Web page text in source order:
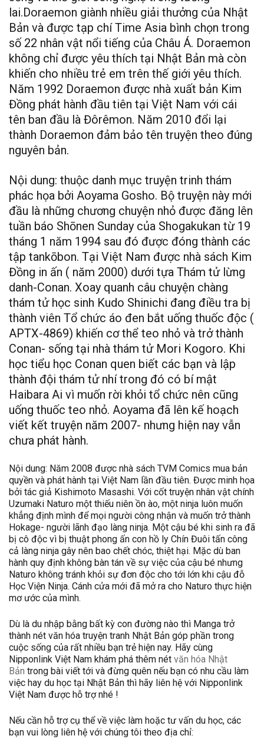
lai.Doraemon giành nhiều giải thưởng của Nhật
Bản và được tạp chí Time Asia bình chọn trong
số 22 nhân vật nổi tiếng của Châu Á. Doraemon
không chỉ được yêu thích tại Nhật Bản mà còn
khiến cho nhiều trẻ em trên thế giới yêu thích.
Năm 1992 Doraemon được nhà xuất bản Kim
Đồng phát hành đầu tiên tại Việt Nam với cái
tên ban đầu là Đôrêmon. Năm 2010 đổi lại
thành Doraemon đảm bảo tên truyện theo đúng
nguyên bản.
Nội dung: thuộc danh mục truyện trinh thám
phác họa bởi Aoyama Gosho. Bộ truyện này mới
đầu là những chương chuyện nhỏ được đăng lên
tuần báo Shōnen Sunday của Shogakukan từ 19
tháng 1 năm 1994 sau đó được đóng thành các
tập tankōbon. Tại Việt Nam được nhà sách Kim
Đồng in ấn ( năm 2000) dưới tựa Thám tử lừng
danh-Conan. Xoay quanh câu chuyện chàng
thám tử học sinh Kudo Shinichi đang điều tra bị
thành viên Tổ chức áo đen bắt uống thuốc độc (
APTX-4869) khiến cơ thể teo nhỏ và trở thành
Conan- sống tại nhà thám tử Mori Kogoro. Khi
học tiểu học Conan quen biết các bạn và lập
thành đội thám tử nhí trong đó có bí mật
Haibara Ai vì muốn rời khỏi tổ chức nên cũng
uống thuốc teo nhỏ. Aoyama đã lên kế hoạch
viết kết truyện năm 2007- nhưng hiện nay vẫn
chưa phát hành.
Nội dung: Năm 2008 được nhà sách TVM Comics mua bản
quyền và phát hành tại Việt Nam lần đầu tiên. Được minh họa
bởi tác giả Kishimoto Masashi. Với cốt truyện nhân vật chính
Uzumaki Naturo một thiếu niên ồn ào, một ninja luôn muốn
khẳng định mình để mọi người công nhận và muốn trở thành
Hokage- người lãnh đạo làng ninja. Một cậu bé khi sinh ra đã
bị cô độc vì bị thuật phong ấn con hồ ly Chín Đuôi tấn công
cả làng ninja gây nên bao chết chóc, thiệt hại. Mặc dù ban
hành quy định không bàn tán về sự việc của cậu bé nhưng
Naturo không tránh khỏi sự đơn độc cho tới lớn khi cậu đỗ
Học Viện Ninja. Cánh cửa mới đã mở ra cho Naturo thực hiện
mơ ước của mình.
Dù là du nhập bằng bất kỳ con đường nào thì Manga trở
thành nét văn hóa truyện tranh Nhật Bản góp phần trong
cuộc sống của rất nhiều bạn trẻ hiện nay. Hãy cùng
Nipponlink Việt Nam khám phá thêm nét văn hóa Nhật
Bản trong bài viết tới và đừng quên nếu bạn có nhu cầu làm
việc hay du học tại Nhật Bản thì hãy liên hệ với Nipponlink
Việt Nam được hỗ trợ nhé !
Nếu cần hỗ trợ cụ thể về việc làm hoặc tư vấn du học, các
bạn vui lòng liên hệ với chúng tôi theo địa chỉ: